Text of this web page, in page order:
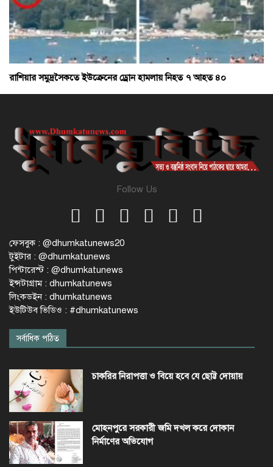
রাশিয়ার সমুদ্রসৈকতে ইউক্রেনের ড্রোন হামলায় নিহত ৭ আহত ৪০
Follow Us
ফেসবুক : @dhumkatunews20
টুইটার : @dhumkatunews
পিন্টারেস্ট : @dhumkatunews
ইন্সটাগ্রাম : dhumkatunews
লিংকডইন : dhumkatunews
ইউটিউব ভিডিও : #dhumkatunews
সর্বাধিক পঠিত
চাকরির নিরাপত্তা ও বিয়ে হবে যে ছোট্ট দোয়ায়
মোহনপুরে সরকারী জমি দখল করে দোকান
নির্মাণের অভিযোগ